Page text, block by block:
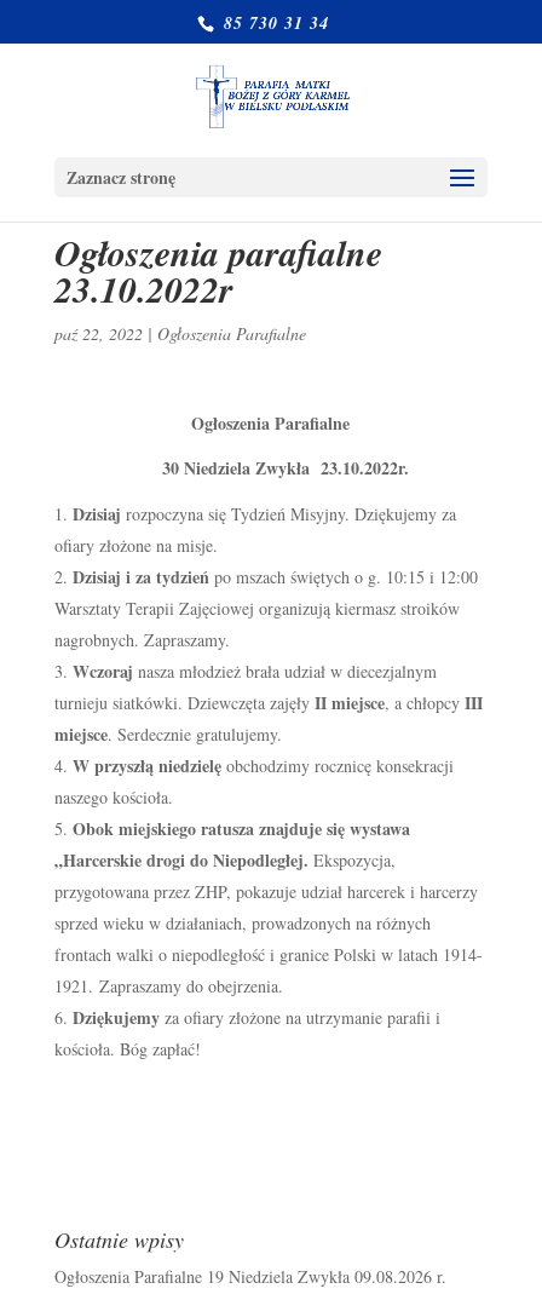
85 730 31 34
Zaznacz stronę
Ogłoszenia parafialne
23.10.2022r
paź 22, 2022| Ogłoszenia Parafialne
Ogłoszenia Parafialne
30 Niedziela Zwykła 23.10.2022r.
Dzisiaj rozpoczyna się Tydzień Misyjny. Dziękujemy za
ofiary złożone na misje.
Dzisiaj i za tydzień po mszach świętych o g. 10:15 i 12:00
Warsztaty Terapii Zajęciowej organizują kiermasz stroików
nagrobnych. Zapraszamy.
Wczoraj nasza młodzież brała udział w diecezjalnym
turnieju siatkówki. Dziewczęta zajęły II miejsce, a chłopcy III
miejsce. Serdecznie gratulujemy.
W przyszłą niedzielę obchodzimy rocznicę konsekracji
naszego kościoła.
Obok miejskiego ratusza znajduje się wystawa
„Harcerskie drogi do Niepodległej. Ekspozycja,
przygotowana przez ZHP, pokazuje udział harcerek i harcerzy
sprzed wieku w działaniach, prowadzonych na różnych
frontach walki o niepodległość i granice Polski w latach 1914-
1921. Zapraszamy do obejrzenia.
Dziękujemy za ofiary złożone na utrzymanie parafii i
kościoła. Bóg zapłać!
Ostatnie wpisy
Ogłoszenia Parafialne 19 Niedziela Zwykła 09.08.2026 r.